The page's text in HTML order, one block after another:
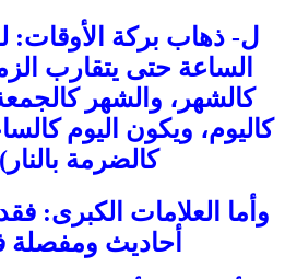
ل- ذهاب بركة الأوقات:
الساعة حتى يتقارب
كالشهر، والشهر
كاليوم، ويكون اليوم
كالضرمة
وأما العلامات الكبرى:
أحاديث